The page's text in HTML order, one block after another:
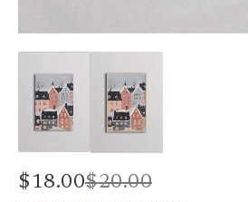
$18.00$20.00